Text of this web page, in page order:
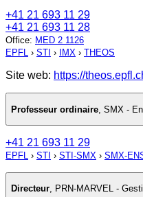
+41 21 693 11 29
+41 21 693 11 28
Office: MED 2 1126
EPFL › STI › IMX › THEOS
Site web: https://
Professeur ordinaire SMX -
+41 21 693 11 29
EPFL › STI › STI-SMX › SMX-
Directeur, PRN-MARVEL -